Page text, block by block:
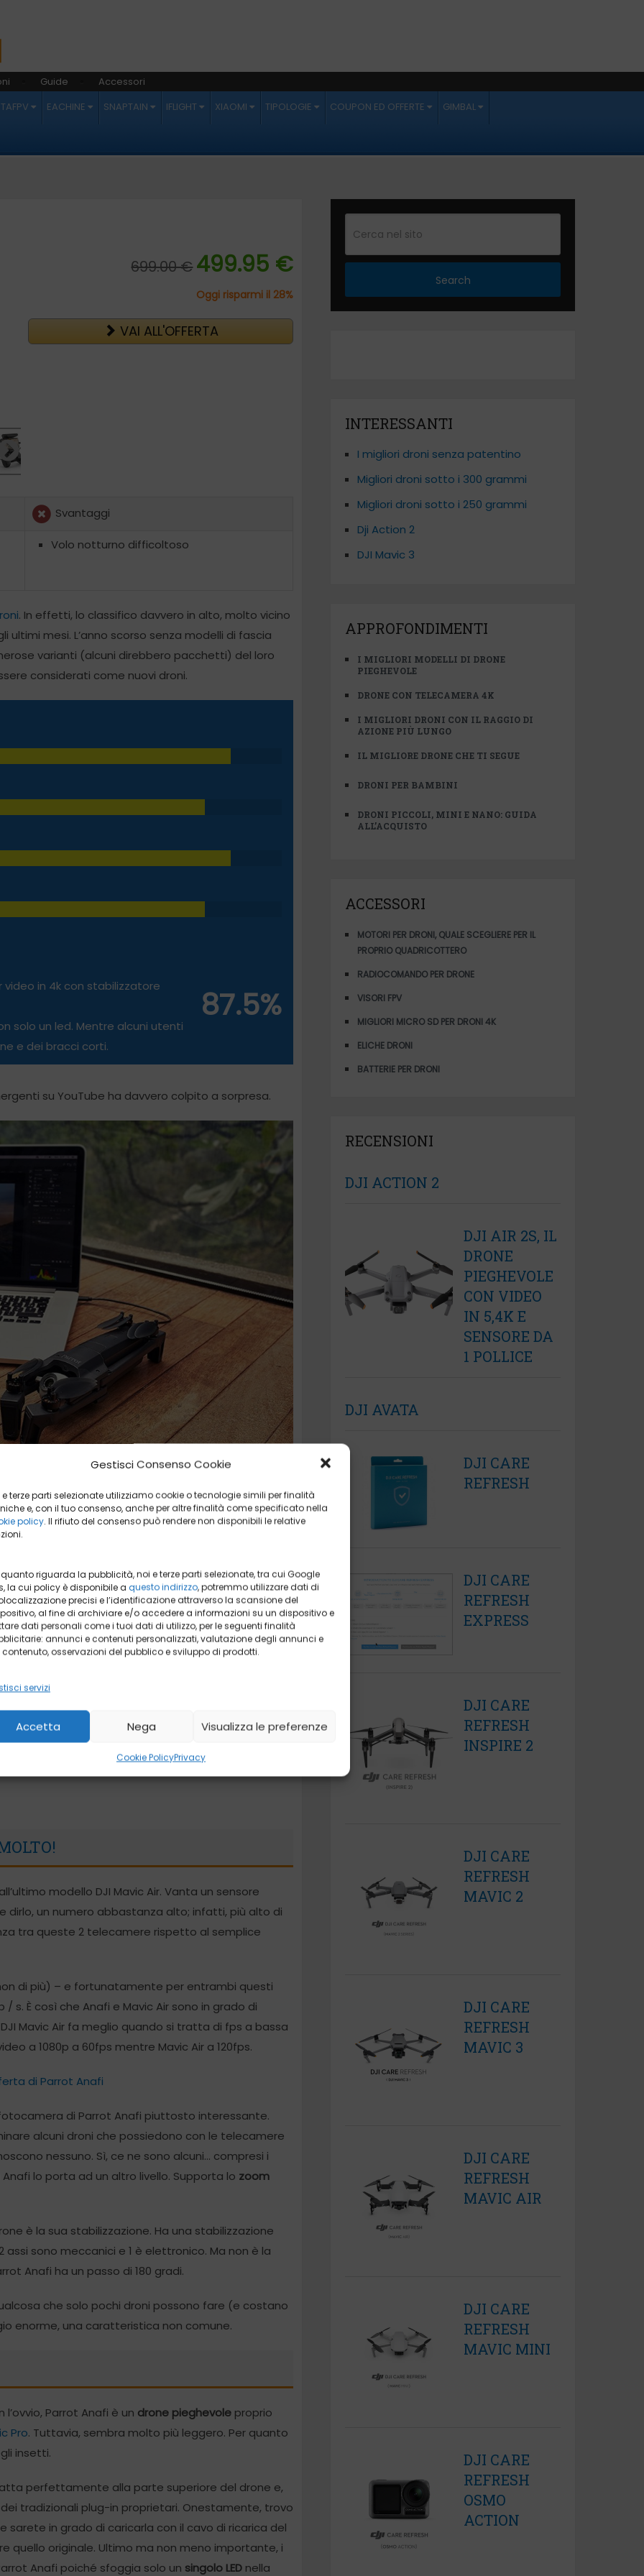
Gestisci Consenso Cookie
e terze parti selezionate utilizziamo cookie o tecnologie simili per finalità
e, con il tuo consenso, anche per altre finalità come specificato nella
policy. Il rifiuto del consenso può rendere non disponibili le relative
quanto riguarda la pubblicità, noi e terze parti selezionate, tra cui Google
la cui policy è disponibile a questo indirizzo, potremmo utilizzare dati di
precisi e l’identificazione attraverso la scansione del
al fine di archiviare e/o accedere a informazioni su un dispositivo e
dati personali come i tuoi dati di utilizzo, per le seguenti finalità
annunci e contenuti personalizzati, valutazione degli annunci e
contenuto, osservazioni del pubblico e sviluppo di prodotti.
servizi
Accetta Nega Visualizza le preferenze
Cookie PolicyPrivacy
Guide
Accessori
EACHINE SNAPTAIN IFLIGHT XIAOMI TIPOLOGIE COUPON ED OFFERTE GIMBAL
699.00 € 499.95 €
Oggi risparmi il 28%
VAI ALL'OFFERTA
Svantaggi
Volo notturno difficoltoso
. In effetti, lo classifico davvero in alto, molto vicino
mesi. L’anno scorso senza modelli di fascia
varianti (alcuni direbbero pacchetti) del loro
considerati come nuovi droni.
87.5%
in 4k con stabilizzatore
solo un led. Mentre alcuni utenti
e dei bracci corti.
su YouTube ha davvero colpito a sorpresa.
livello superiore, stabilizzazione meccanica e
sarà il nuovoMavic Air. Tuttavia, invece di
più da vicino a Parrot Anafi! Quindi, se ti interessa
il design, le caratteristiche, continua la
modello DJI Mavic Air. Vanta un sensore
dirlo, un numero abbastanza alto; infatti, più alto di
tra queste 2 telecamere rispetto al semplice
di più) – e fortunatamente per entrambi questi
s. È così che Anafi e Mavic Air sono in grado di
Mavic Air fa meglio quando si tratta di fps a bassa
a 1080p a 60fps mentre Mavic Air a 120fps.
di Parrot Anafi
di Parrot Anafi piuttosto interessante.
alcuni droni che possiedono con le telecamere
nessuno. Sì, ce ne sono alcuni… compresi i
lo porta ad un altro livello. Supporta lo zoom
è la sua stabilizzazione. Ha una stabilizzazione
assi sono meccanici e 1 è elettronico. Ma non è la
Anafi ha un passo di 180 gradi.
che solo pochi droni possono fare (e costano
enorme, una caratteristica non comune.
Parrot Anafi è un drone pieghevoleproprio
Pro. Tuttavia, sembra molto più leggero. Per quanto
insetti.
perfettamente alla parte superiore del drone e,
tradizionali plug-in proprietari. Onestamente, trovo
in grado di caricarla con il cavo di ricarica del
quello originale. Ultimo ma non meno importante, i
Anafi poiché sfoggia solo un singolo LEDnella
Search
INTERESSANTI
I migliori droni senza patentino
Migliori droni sotto i 300 grammi
Migliori droni sotto i 250 grammi
Dji Action 2
DJI Mavic 3
APPROFONDIMENTI
I MIGLIORI MODELLI DI DRONE
PIEGHEVOLE
DRONE CON TELECAMERA 4K
I MIGLIORI DRONI CON IL RAGGIO DI
AZIONE PIÙ LUNGO
IL MIGLIORE DRONE CHE TI SEGUE
DRONI PER BAMBINI
DRONI PICCOLI, MINI E NANO: GUIDA
ALL’ACQUISTO
ACCESSORI
MOTORI PER DRONI, QUALE SCEGLIERE PER IL
PROPRIO QUADRICOTTERO
RADIOCOMANDO PER DRONE
VISORI FPV
MIGLIORI MICRO SD PER DRONI 4K
ELICHE DRONI
BATTERIE PER DRONI
RECENSIONI
DJI ACTION 2
DJI AIR 2S, IL
DRONE
PIEGHEVOLE
CON VIDEO
IN 5,4K E
SENSORE DA
1 POLLICE
DJI AVATA
DJI CARE
REFRESH
DJI CARE
REFRESH
EXPRESS
DJI CARE
REFRESH
INSPIRE 2
DJI CARE
REFRESH
MAVIC 2
DJI CARE
REFRESH
MAVIC 3
DJI CARE
REFRESH
MAVIC AIR
DJI CARE
REFRESH
MAVIC MINI
DJI CARE
REFRESH
OSMO
ACTION